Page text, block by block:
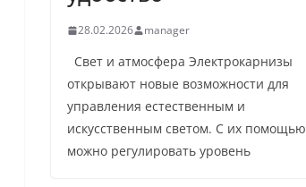
28.02.2026 manager
Свет и атмосфера Электрокарнизы
открывают новые возможности для
управления естественным и
искусственным светом. С их помощью
можно регулировать уровень